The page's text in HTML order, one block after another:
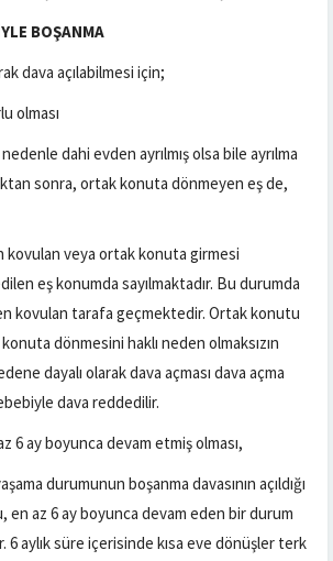
BOŞANMA
dava açılabilmesi için;
olması
dahi evden ayrılmış olsa bile ayrılma
sonra, ortak konuta dönmeyen eş de,
veya ortak konuta girmesi
eş konumda sayılmaktadır. Bu durumda
kovulan tarafa geçmektedir. Ortak konutu
dönmesini haklı neden olmaksızın
dayalı olarak dava açması dava açma
dava reddedilir.
6 ay boyunca devam etmiş olması,
durumunun boşanma davasının açıldığı
az 6 ay boyunca devam eden bir durum
6 aylık süre içerisinde kısa eve dönüşler terk